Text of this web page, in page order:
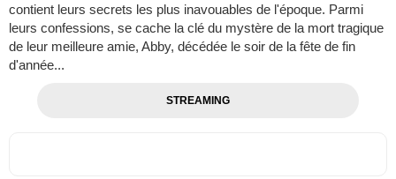
contient leurs secrets les plus inavouables de l'époque. Parmi
leurs confessions, se cache la clé du mystère de la mort tragique
de leur meilleure amie, Abby, décédée le soir de la fête de fin
d'année...
STREAMING